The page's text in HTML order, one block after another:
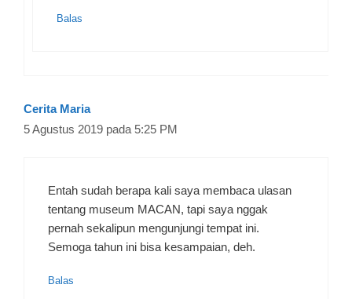
Balas
Cerita Maria
5 Agustus 2019 pada 5:25 PM
Entah sudah berapa kali saya membaca ulasan
tentang museum MACAN, tapi saya nggak
pernah sekalipun mengunjungi tempat ini.
Semoga tahun ini bisa kesampaian, deh.
Balas